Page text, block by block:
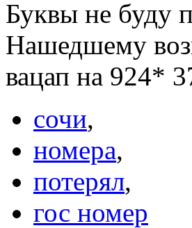
Буквы не буду
Нашедшему
вацап на 924*
сочи,
номера,
потерял,
гос номер